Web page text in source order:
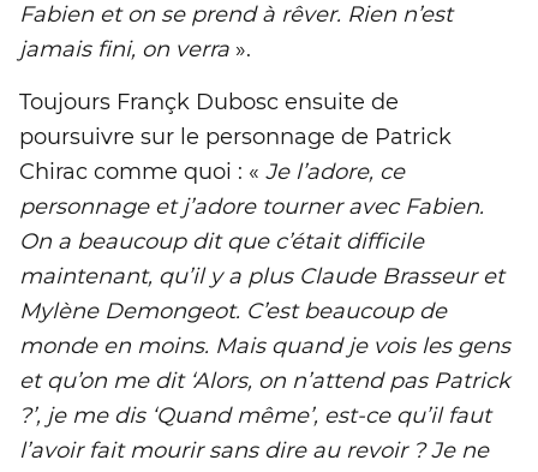
Fabien et on se prend à rêver. Rien n’est
jamais fini, on verra ».
Toujours Françk Dubosc ensuite de
poursuivre sur le personnage de Patrick
Chirac comme quoi : « Je l’adore, ce
personnage et j’adore tourner avec Fabien.
On a beaucoup dit que c’était difficile
maintenant, qu’il y a plus Claude Brasseur et
Mylène Demongeot. C’est beaucoup de
monde en moins. Mais quand je vois les gens
et qu’on me dit ‘Alors, on n’attend pas Patrick
?’, je me dis ‘Quand même’, est-ce qu’il faut
l’avoir fait mourir sans dire au revoir ? Je ne